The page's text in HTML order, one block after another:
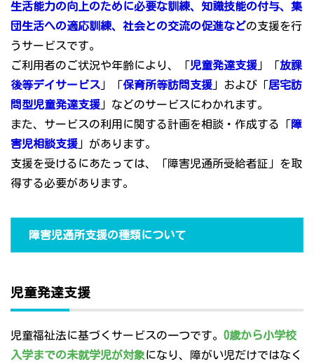
生活能力の向上のために必要な訓練、知識技能の付与、集
団生活への適応訓練、社会との交流の促進などの支援を行
うサービスです。
ご利用者のご状況や年齢により、「児童発達支援 」「放課
後等デイサービス 」「保育所等訪問支援 」および「居宅訪
問型児童発達支援 」などのサービスにわかれます。
また、サービスの利用に関する計画を相談・作成する「障
害児相談支援 」があります。
支援を受けるにあたっては、「障害児通所受給者証」を取
得する必要があります。
障害児通所支援の種類について
児童発達支援
児童福祉法に基づくサービスの一つです。 0歳から小学校
入学までの未就学児が対象になり、障がい児だけではなく